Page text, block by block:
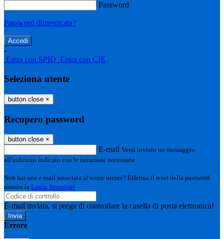
Password
Password dimenticata?
-
Entra con SPID Entra con CIE
Seleziona utente
button close ×
Recupero password
button close ×
E-mail Verrà inviato un messaggio
all'indirizzo indicato con le istruzioni necessarie.
Non hai una e-mail associata al nome utente? Effettua il reset della password
tramite la Login Spaggiari
E-mail inviata, si prega di controllare la casella di posta elettronica!
Errore